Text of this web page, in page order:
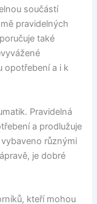
součástí
pravidelných
také
opotřebení a i k
Pravidelná
a prodlužuje
různými
je dobré
kteří mohou